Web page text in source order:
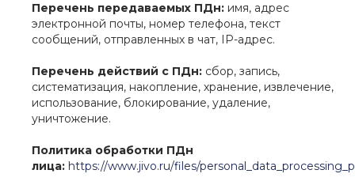
Перечень передаваемых ПДн: имя, адрес
электронной почты, номер телефона, текст
сообщений, отправленных в чат, IP-адрес.
Перечень действий с ПДн: сбор, запись,
систематизация, накопление, хранение, извлечение,
использование, блокирование, удаление,
уничтожение.
Политика обработки ПДн
лица: https://www.jivo.ru/files/